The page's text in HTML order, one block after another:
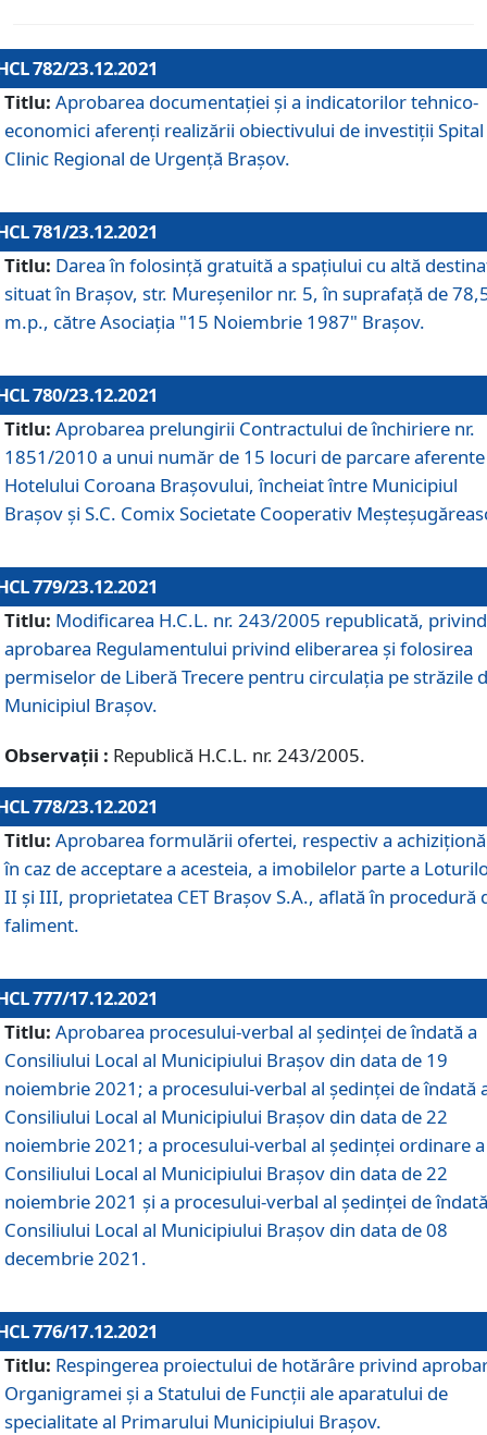
782/23.12.2021
Titlu: Aprobarea documentației și a indicatorilor tehnico-
economici aferenți realizării obiectivului de investiții Spital
Clinic Regional de Urgență Brașov.
781/23.12.2021
Titlu: Darea în folosinţă gratuită a spaţiului cu altă
situat în Braşov, str. Mureşenilor nr. 5, în suprafaţă de
m.p., către Asociaţia "15 Noiembrie 1987" Braşov.
780/23.12.2021
Titlu: Aprobarea prelungirii Contractului de închiriere nr.
1851/2010 a unui număr de 15 locuri de parcare aferente
Hotelului Coroana Brașovului, încheiat între Municipiul
Braşov şi S.C. Comix Societate Cooperativ
779/23.12.2021
Titlu: Modificarea H.C.L. nr. 243/2005 republicată, privind
aprobarea Regulamentului privind eliberarea şi folosirea
permiselor de Liberă Trecere pentru circulația pe străzile
Municipiul Braşov.
Observații : Republică H.C.L. nr. 243/2005.
778/23.12.2021
Titlu: Aprobarea formulării ofertei, respectiv a
în caz de acceptare a acesteia, a imobilelor parte a
II și III, proprietatea CET Brașov S.A., aflată în procedură
faliment.
777/17.12.2021
Titlu: Aprobarea procesului-verbal al şedinţei de îndată a
Consiliului Local al Municipiului Braşov din data de 19
noiembrie 2021; a procesului-verbal al şedinţei de îndată
Consiliului Local al Municipiului Braşov din data de 22
noiembrie 2021; a procesului-verbal al şedinţei ordinare a
Consiliului Local al Municipiului Braşov din data de 22
noiembrie 2021 și a procesului-verbal al şedinţei de
Consiliului Local al Municipiului Braşov din data de 08
decembrie 2021.
776/17.12.2021
Titlu: Respingerea proiectului de hotărâre privind
Organigramei şi a Statului de Funcţii ale aparatului de
specialitate al Primarului Municipiului Braşov.